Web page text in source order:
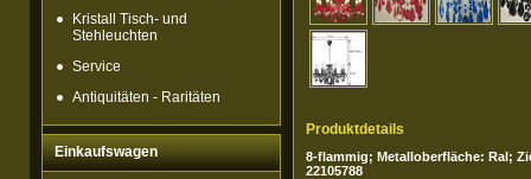
Kristall Tisch- und
Stehleuchten
Service
Antiquitäten - Raritäten
Einkaufswagen
Produktdetails
8-flammig; Metalloberfläche: Ral;
22105788